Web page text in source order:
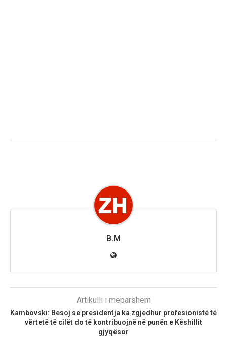
B.M
Artikulli i mëparshëm
Kambovski: Besoj se presidentja ka zgjedhur profesionistë të
vërtetë të cilët do të kontribuojnë në punën e Këshillit
gjyqësor